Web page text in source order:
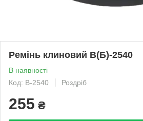
Ремінь клиновий В(Б)-2540
В наявності
Код: В-2540
Роздріб
255 ₴